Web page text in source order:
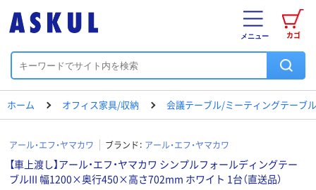
カゴ
メニュー
ホーム オフィス家具/収納 会議テーブル/ミーティングテーブル
アール・エフ・ヤマカワ ブランド： アール・エフ・ヤマカワ
【車上渡し】アール・エフ・ヤマカワ シンプルフォールディングテー
ブルIII 幅1200×奥行450×高さ702mm ホワイト 1台（直送品）